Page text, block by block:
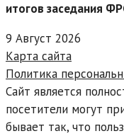
итогов заседания
9 Август 2026
Карта сайта
Политика
Сайт является
посетители могут
бывает так, что